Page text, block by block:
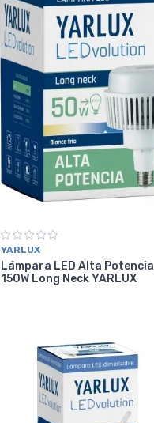
YARLUX
Lámpara LED Alta Potencia
150W Long Neck YARLUX